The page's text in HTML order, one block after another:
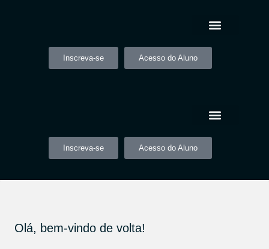
Inscreva-se Acesso do Aluno
Inscreva-se Acesso do Aluno
Olá, bem-vindo de volta!